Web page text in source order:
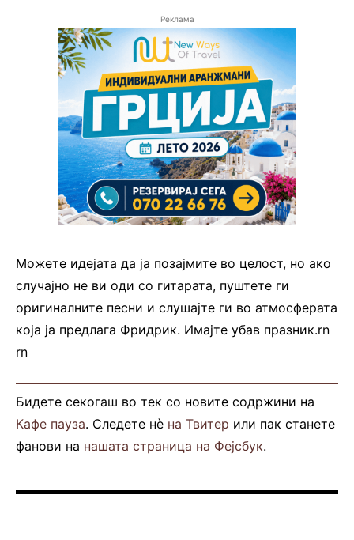
Реклама
Можете идејата да ја позајмите во целост, но ако
случајно не ви оди со гитарата, пуштете ги
оригиналните песни и слушајте ги во атмосферата
која ја предлага Фридрик. Имајте убав празник.rn
rn
Бидете секогаш во тек со новите содржини на
Кафе пауза. Следете нè на Твитер или пак станете
фанови на нашата страница на Фејсбук.